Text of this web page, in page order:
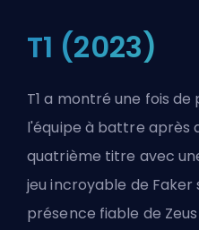
T1 (2023)
T1 a montré une fois de
l'équipe à battre après
quatrième titre avec
jeu incroyable de Faker
présence fiable de